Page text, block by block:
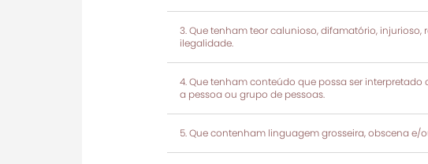
Que tenham teor calunioso, difamatório,
ilegalidade.
Que tenham conteúdo que possa ser
a pessoa ou grupo de pessoas.
Que contenham linguagem grosseira, obscena e/